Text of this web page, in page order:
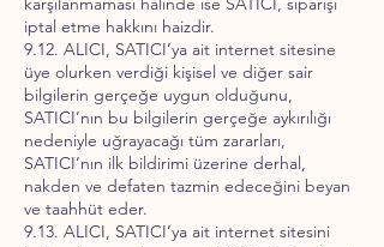
iptal etme hakkını haizdir.
9.12. ALICI, SATICI’ya ait internet sitesine
üye olurken verdiği kişisel ve diğer sair
bilgilerin gerçeğe uygun olduğunu,
SATICI’nın bu bilgilerin gerçeğe aykırılığı
nedeniyle uğrayacağı tüm zararları,
SATICI’nın ilk bildirimi üzerine derhal,
nakden ve defaten tazmin edeceğini beyan
ve taahhüt eder.
9.13. ALICI, SATICI’ya ait internet sitesini